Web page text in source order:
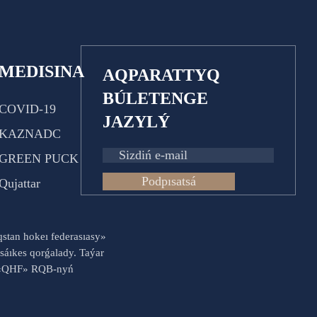
19
PUCK
AQPARATTYQ
BÚLETENGE
JAZYLÝ
Podpısatsá
hokeı federasıasy»
qorǵalady. Taýar
RQB-nyń